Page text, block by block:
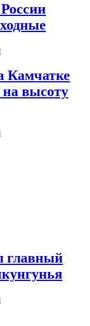
Камчатке
высоту
главный